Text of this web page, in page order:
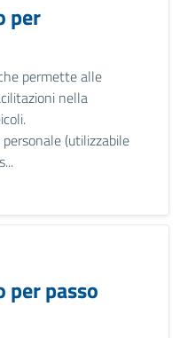
per
permette alle
nella
(utilizzabile
per passo